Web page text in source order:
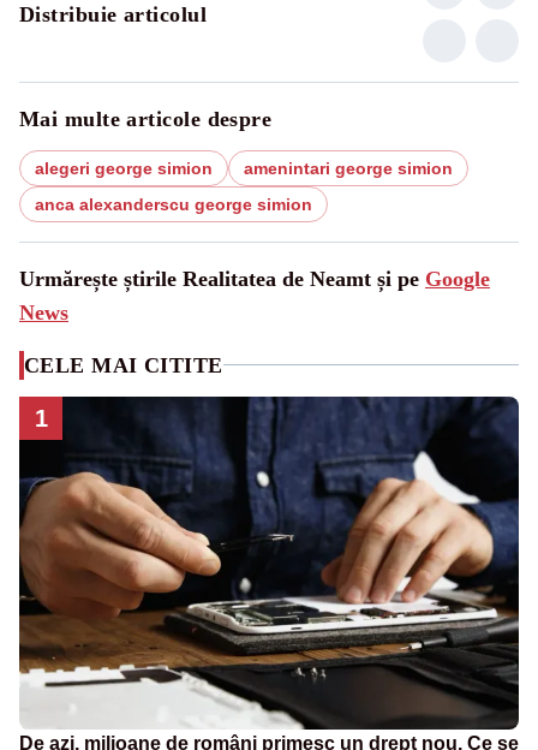
Distribuie articolul
Mai multe articole despre
alegeri george simion
amenintari george simion
anca alexanderscu george simion
Urmărește știrile Realitatea de Neamt și pe Google
News
CELE MAI CITITE
1
De azi, milioane de români primesc un drept nou. Ce se